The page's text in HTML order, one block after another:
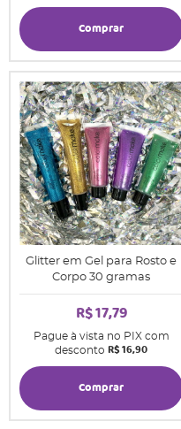
Comprar
Glitter em Gel para Rosto e
Corpo 30 gramas
R$ 17,79
Pague à vista no PIX com
desconto R$ 16,90
Comprar